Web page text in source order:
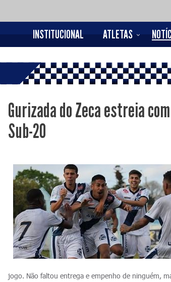
INSTITUCIONAL ATLETAS
Gurizada do Zeca estreia
Sub-20
jogo. Não faltou entrega e empenho de ninguém,